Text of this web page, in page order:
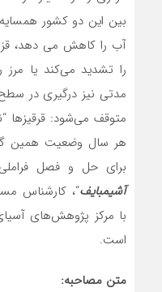
بین این دو کشور
آب را کاهش می دهد،
را تشدید می‌کند یا
مدتی نیز درگیری در
متوقف می‌شود: قرقیزها
هر سال وضعیت همین
برای حل و فصل
آشیمبایف“، کارشناس
با مرکز پژوهش‌های
است.
متن مصاحبه: